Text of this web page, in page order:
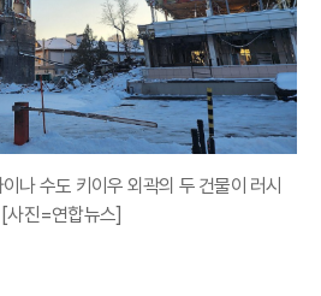
나 수도 키이우 외곽의 두 건물이 러시
사진=연합뉴스]